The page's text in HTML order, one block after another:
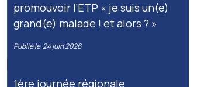
promouvoir l’ETP « je suis un(e)
grand(e) malade ! et alors ? »
Publié le 24 juin 2026
1ère journée régionale